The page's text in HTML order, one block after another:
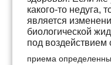
какого-то недуга,
является
биологической
под
приема